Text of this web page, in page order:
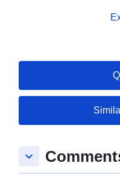
keyboard_arrow_down